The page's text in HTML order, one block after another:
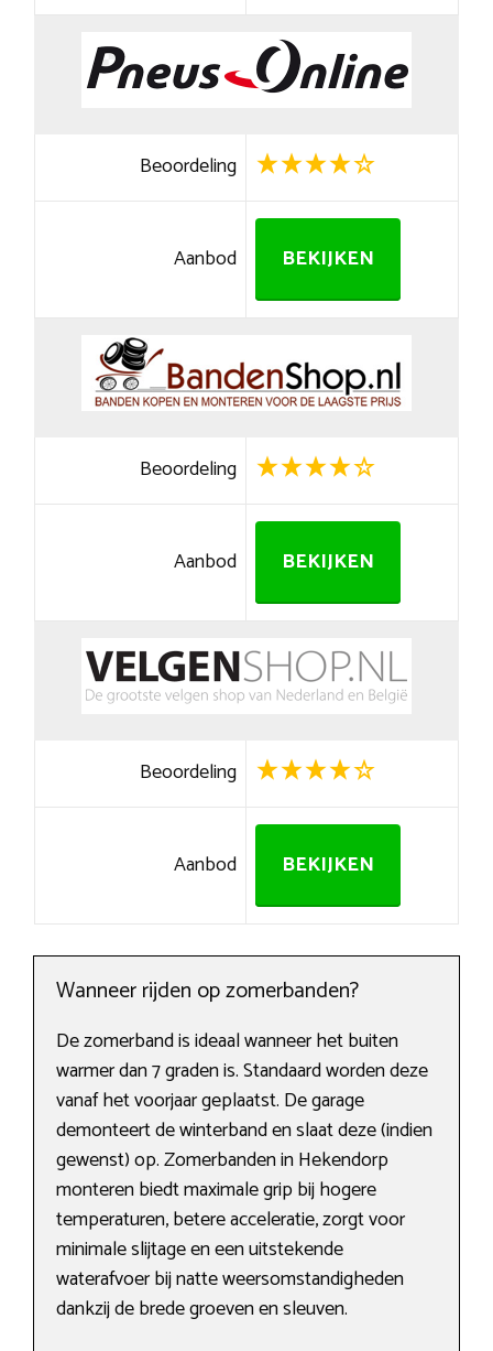
Beoordeling
Aanbod BEKIJKEN
Beoordeling
Aanbod BEKIJKEN
Beoordeling
Aanbod BEKIJKEN
Wanneer rijden op zomerbanden?
De zomerband is ideaal wanneer het buiten
warmer dan 7 graden is. Standaard worden deze
vanaf het voorjaar geplaatst. De garage
demonteert de winterband en slaat deze (indien
gewenst) op. Zomerbanden in Hekendorp
monteren biedt maximale grip bij hogere
temperaturen, betere acceleratie, zorgt voor
minimale slijtage en een uitstekende
waterafvoer bij natte weersomstandigheden
dankzij de brede groeven en sleuven.